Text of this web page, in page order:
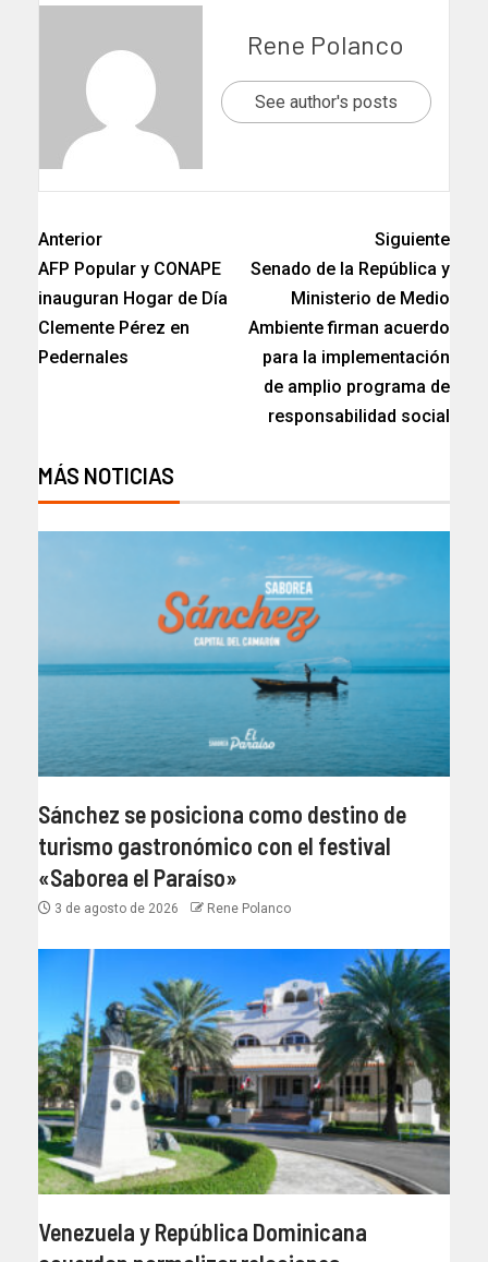
Rene Polanco
See author's posts
Anterior
AFP Popular y CONAPE
inauguran Hogar de Día
Clemente Pérez en
Pedernales
Siguiente
Senado de la República y
Ministerio de Medio
Ambiente firman acuerdo
para la implementación
de amplio programa de
responsabilidad social
MÁS NOTICIAS
Sánchez se posiciona como destino de
turismo gastronómico con el festival
«Saborea el Paraíso»
3 de agosto de 2026 Rene Polanco
Venezuela y República Dominicana